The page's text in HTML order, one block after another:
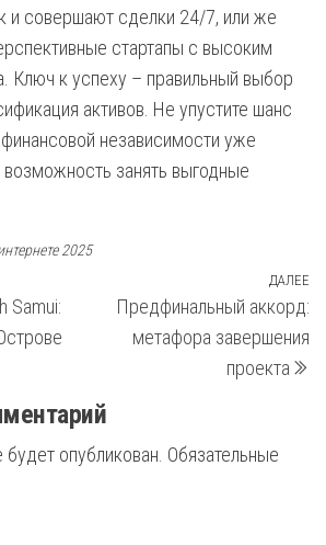
и совершают сделки 24/7, или же
стартапы с высоким
Ключ к успеху – правильный выбор
активов. Не упустите шанс
финансовой независимости уже
возможность занять выгодные
2025
Samui:
ДАЛЕЕ
Предфинальный аккорд:
метафора завершения
проекта
опубликован. Обязательные